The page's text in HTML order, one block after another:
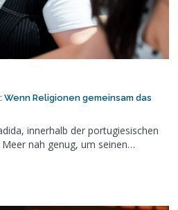
Wenn Religionen gemeinsam das
innerhalb der portugiesischen
nah genug, um seinen…